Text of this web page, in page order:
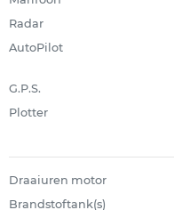
Radar
AutoPilot
G.P.S.
Plotter
Draaiuren motor
Brandstoftank(s)